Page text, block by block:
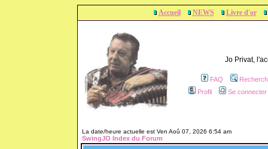
Accueil NEWS Livre d'or
Jo Privat,
FAQ
Profil
Se
La date/heure actuelle est Ven Aoû 07, 2026 6:54 am
SwingJO Index du Forum